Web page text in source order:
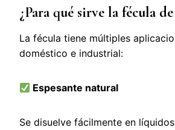
¿Para qué sirve la fécula
La fécula tiene múltiples
doméstico e industrial:
Espesante natural
Se disuelve fácilmente en